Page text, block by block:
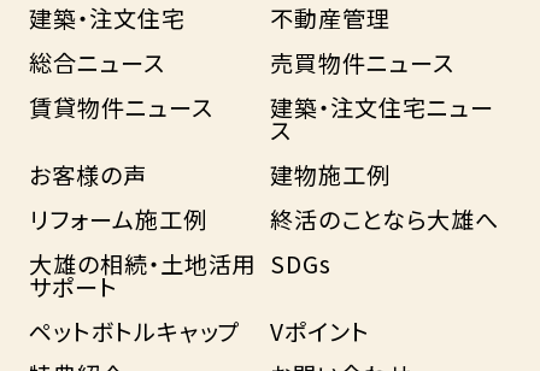
建築・注文住宅
不動産管理
総合ニュース
売買物件ニュース
賃貸物件ニュース
建築・注文住宅ニュー
ス
お客様の声
建物施工例
リフォーム施工例
終活のことなら大雄へ
大雄の相続・土地活用
サポート
SDGs
ペットボトルキャップ
Vポイント